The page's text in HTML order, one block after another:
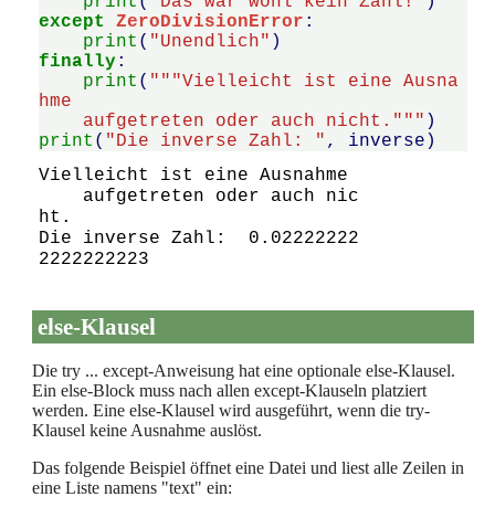
except
ZeroDivisionError :
print ( "Unendlich" )
finally :
print ( """Vielleicht ist eine Ausna
hme
    aufgetreten oder auch nicht."""
)
print ( "Die inverse Zahl: " , inverse )
Vielleicht ist eine Ausnahme
ht.
Die inverse Zahl:  0.02222222
else-Klausel
Die try ... except-Anweisung hat eine optionale else-Klausel.
Ein else-Block muss nach allen except-Klauseln platziert
werden. Eine else-Klausel wird ausgeführt, wenn die try-
Klausel keine Ausnahme auslöst.
Das folgende Beispiel öffnet eine Datei und liest alle Zeilen in
eine Liste namens "text" ein: